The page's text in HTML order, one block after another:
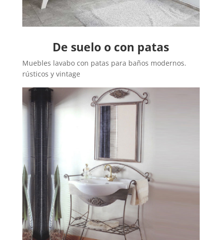
De suelo o con patas
Muebles lavabo con patas para baños modernos.
rústicos y vintage